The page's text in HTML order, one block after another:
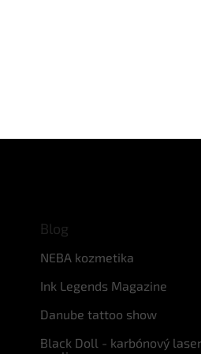
Blog
NEBA kozmetika
Ink Legends Magazine
Danube tattoo show
Black Doll - karbónový